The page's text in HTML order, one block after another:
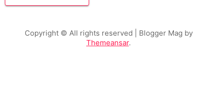
Copyright © All rights reserved | Blogger Mag by
Themeansar.